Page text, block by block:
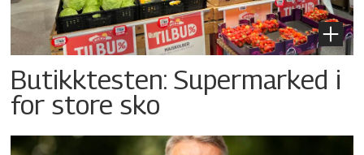
Butikktesten: Supermarked i
for store sko